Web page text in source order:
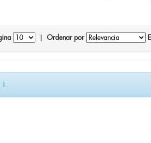
Ordenar por
1.